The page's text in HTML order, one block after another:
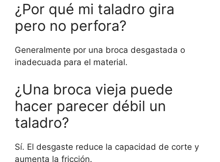
¿Por qué mi taladro gira
pero no perfora?
Generalmente por una broca desgastada o
inadecuada para el material.
¿Una broca vieja puede
hacer parecer débil un
taladro?
Sí. El desgaste reduce la capacidad de corte y
aumenta la fricción.